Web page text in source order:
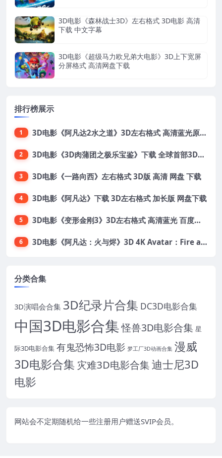
3D电影《森林战士3D》左右格式 3D电影 高清
下载 中文字幕
3D电影《超级马力欧兄弟大电影》3D上下宽屏
分屏格式 高清网盘下载
排行榜展示
1 3D电影《阿凡达2水之道》3D左右格式 高清蓝光原盘 网盘下载 中文配音 4K3DVR电影
2 3D电影《3D肉蒲团之极乐宝鉴》下载 全球首部3D限制级电影 网盘下载
3 3D电影《一路向西》左右格式 3D版 高清 网盘 下载
4 3D电影《阿凡达》下载 3D左右格式 加长版 网盘下载
5 3D电影《变形金刚3》3D左右格式 高清蓝光 百度网盘+迅雷 下载 出屏国配字幕.国英双语
6 3D电影《阿凡达：火与烬》3D 4K Avatar：Fire and Ash 3D 左右格式 高清4K 电影 下载
分类合集
3D演唱会合集 3D纪录片合集 DC3D电影合集
中国3D电影合集怪兽3D电影合集 星
际3D电影合集 有鬼恐怖3D电影 梦工厂3D动画合集 漫威
3D电影合集 灾难3D电影合集迪士尼3D
电影
网站会不定期随机给一些注册用户赠送SVIP会员。